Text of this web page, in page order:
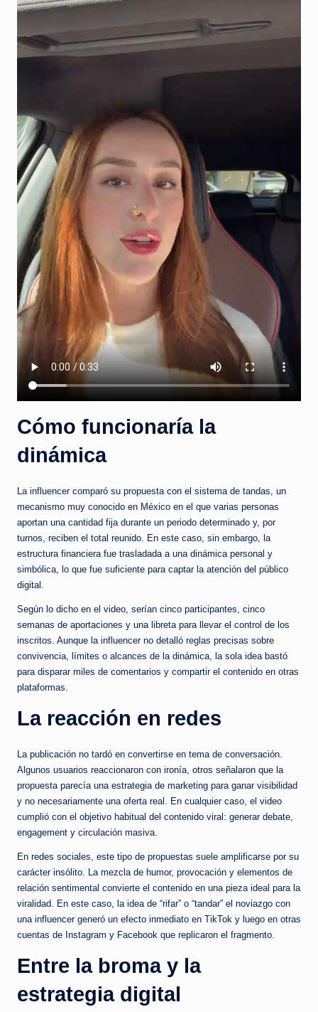
Cómo funcionaría la
dinámica
La influencer comparó su propuesta con el sistema de tandas, un
mecanismo muy conocido en México en el que varias personas
aportan una cantidad fija durante un periodo determinado y, por
turnos, reciben el total reunido. En este caso, sin embargo, la
estructura financiera fue trasladada a una dinámica personal y
simbólica, lo que fue suficiente para captar la atención del público
digital.
Según lo dicho en el video, serían cinco participantes, cinco
semanas de aportaciones y una libreta para llevar el control de los
inscritos. Aunque la influencer no detalló reglas precisas sobre
convivencia, límites o alcances de la dinámica, la sola idea bastó
para disparar miles de comentarios y compartir el contenido en otras
plataformas.
La reacción en redes
La publicación no tardó en convertirse en tema de conversación.
Algunos usuarios reaccionaron con ironía, otros señalaron que la
propuesta parecía una estrategia de marketing para ganar visibilidad
y no necesariamente una oferta real. En cualquier caso, el video
cumplió con el objetivo habitual del contenido viral: generar debate,
engagement y circulación masiva.
En redes sociales, este tipo de propuestas suele amplificarse por su
carácter insólito. La mezcla de humor, provocación y elementos de
relación sentimental convierte el contenido en una pieza ideal para la
viralidad. En este caso, la idea de “rifar” o “tandar” el noviazgo con
una influencer generó un efecto inmediato en TikTok y luego en otras
cuentas de Instagram y Facebook que replicaron el fragmento.
Entre la broma y la
estrategia digital